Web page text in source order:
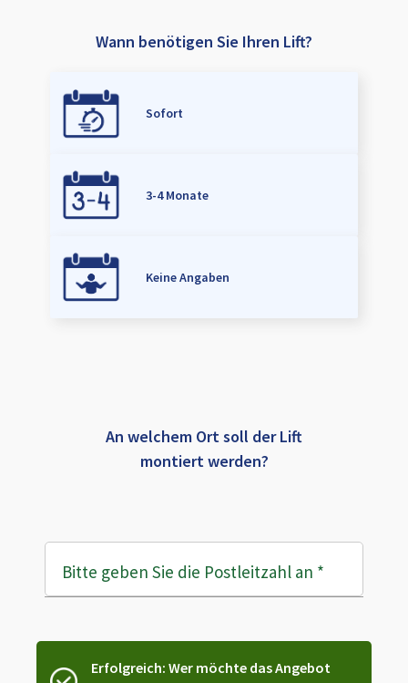
Wann benötigen Sie Ihren Lift?
Sofort
3-4 Monate
Keine Angaben
An welchem Ort soll der Lift
montiert werden?
Bitte geben Sie die Postleitzahl an *
Erfolgreich: Wer möchte das Angebot